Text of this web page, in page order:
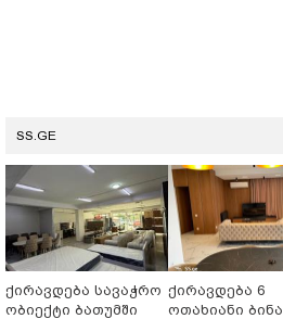
SS.GE
ქირავდება სავაჭრო
ობიექტი ბათუმში
ქირავდება 6
ოთახიანი ბინა